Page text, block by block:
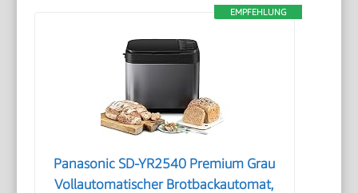
EMPFEHLUNG
Panasonic SD-YR2540 Premium Grau
Vollautomatischer Brotbackautomat,